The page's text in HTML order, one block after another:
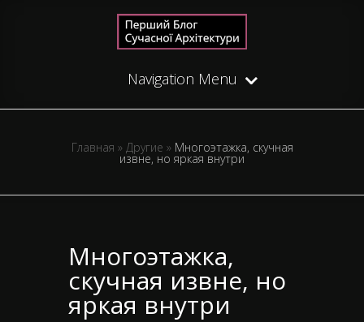
Navigation Menu
Главная » Другие » Многоэтажка, скучная
извне, но яркая внутри
Многоэтажка,
скучная извне, но
яркая внутри